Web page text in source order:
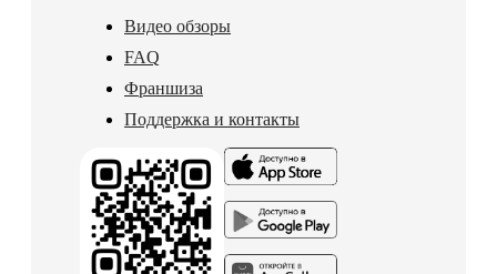
Видео обзоры
FAQ
Франшиза
Поддержка и контакты